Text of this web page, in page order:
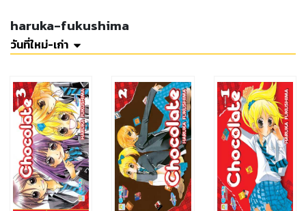
haruka-fukushima
วันที่ใหม่-เก่า